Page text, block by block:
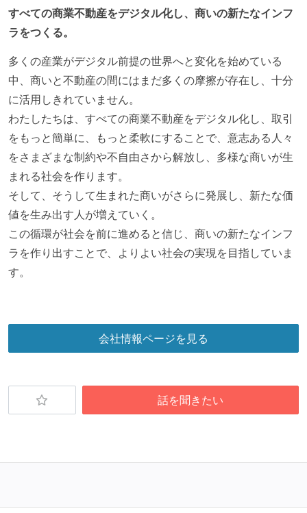
イテレーションの最後などに、定期的にチームでふり
かえりミーティングを行っている
タスク見積もりの単位には絶対量（人日など）ではな
く相対ポイントを用い、極力複数人の意見を調整する
形で行っている
継続的なデプロイ（デリバリー）を行っている
ワークフローの整備
全てのコードをバージョン管理ツールで管理している
各メンバーが実装したコードのマージは Pull Request
ベースで行われる
自動（＝システム化され、1コマンドで実行できる）
ビルド、自動デプロイ環境が整備されている
コードによるインフラ構成管理（Infrastructure as
人事情報や秘匿性の高い内容を除いて、経営陣やマネ
ージャー以上の会議での議事録が社員にも公開されて
KPI などチームの目標・実績値について、メンバーの
誰もがいつでも閲覧可能になっている
大規模サービスの開発
すべての商業不動産をデジタル化し、商いの新たなインフ
ラをつくる。
多くの産業がデジタル前提の世界へと変化を始めている
中、商いと不動産の間にはまだ多くの摩擦が存在し、十分
に活用しきれていません。
わたしたちは、すべての商業不動産をデジタル化し、取引
をもっと簡単に、もっと柔軟にすることで、意志ある人々
をさまざまな制約や不自由さから解放し、多様な商いが生
まれる社会を作ります。
そして、そうして生まれた商いがさらに発展し、新たな価
値を生み出す人が増えていく。
この循環が社会を前に進めると信じ、商いの新たなインフ
ラを作り出すことで、よりよい社会の実現を目指していま
す。
会社情報ページを見る
話を聞きたい